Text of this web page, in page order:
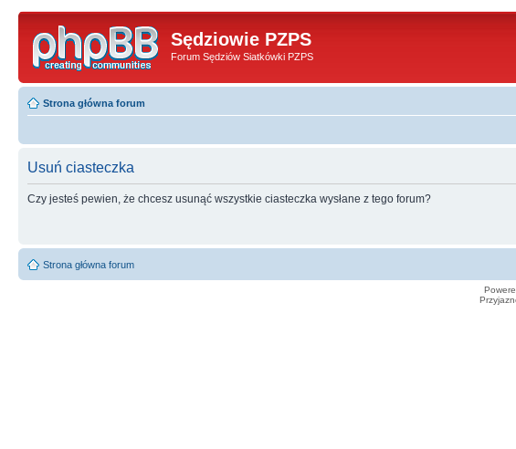
Sędziowie PZPS
Forum Sędziów Siatkówki PZPS
Strona główna forum
Usuń ciasteczka
Czy jesteś pewien, że chcesz usunąć wszystkie ciasteczka wysłane z tego forum?
Strona główna forum